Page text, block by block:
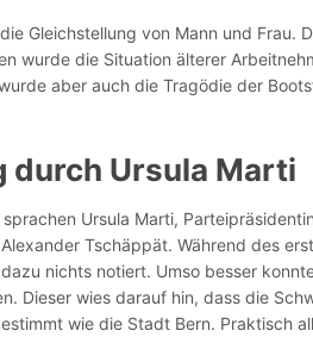
Gleichstellung von Mann und Frau.
wurde die Situation älterer
aber auch die Tragödie der
durch Ursula Marti
Ursula Marti,
Tschäppät. Während des
nichts notiert. Umso besser
Dieser wies darauf hin, dass die
wie die Stadt Bern. Praktisch